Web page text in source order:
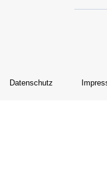
Datenschutz